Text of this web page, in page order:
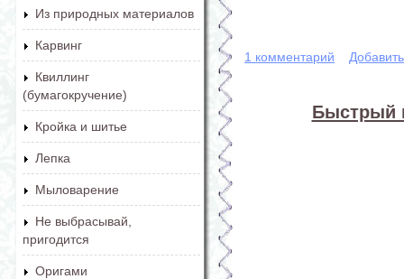
Из природных материалов
Карвинг
Квиллинг
(бумагокручение)
Кройка и шитье
Лепка
Мыловарение
Не выбрасывай,
пригодится
Оригами
1 комментарий
Быстрый